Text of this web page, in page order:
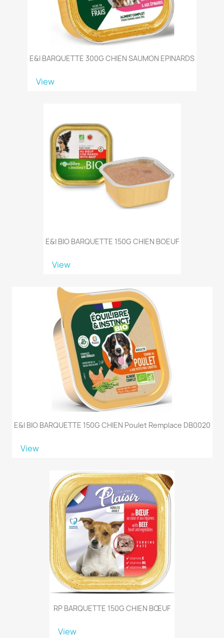
E&I BARQUETTE 300G CHIEN SAUMON EPINARDS
View
E&I BIO BARQUETTE 150G CHIEN BOEUF
View
E&I BIO BARQUETTE 150G CHIEN Poulet Remplace DB0020
View
RP BARQUETTE 150G CHIEN BŒUF
View